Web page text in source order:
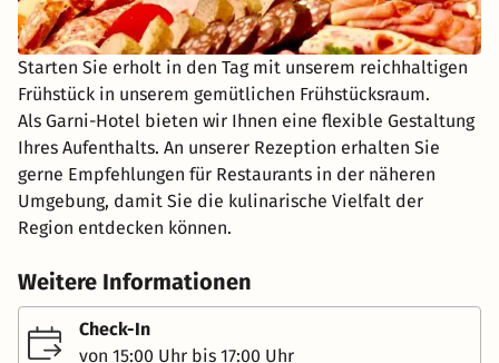
Starten Sie erholt in den Tag mit unserem reichhaltigen
Frühstück in unserem gemütlichen Frühstücksraum.
Als Garni-Hotel bieten wir Ihnen eine flexible Gestaltung
Ihres Aufenthalts. An unserer Rezeption erhalten Sie
gerne Empfehlungen für Restaurants in der näheren
Umgebung, damit Sie die kulinarische Vielfalt der
Region entdecken können.
Weitere Informationen
Check-In
von 15:00 Uhr bis 17:00 Uhr